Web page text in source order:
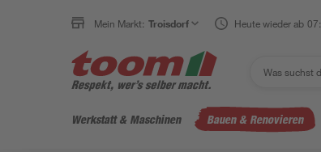
Mein Markt: Troisdorf Heute wieder ab
Werkstatt & Maschinen Bauen & Renovieren